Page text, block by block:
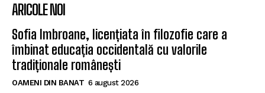
ARICOLE NOI
Sofia Imbroane, licențiata în filozofie care a
îmbinat educația occidentală cu valorile
tradiționale românești
OAMENI DIN BANAT 6 august 2026